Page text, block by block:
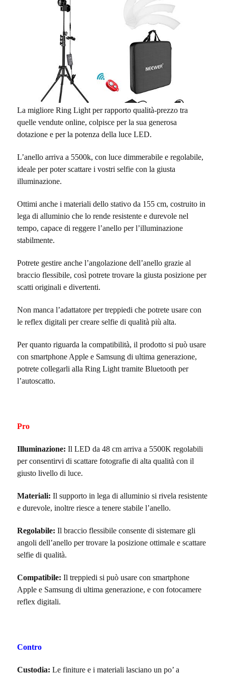
La migliore Ring Light per rapporto qualità-prezzo tra
quelle vendute online, colpisce per la sua generosa
dotazione e per la potenza della luce LED.
L’anello arriva a 5500k, con luce dimmerabile e regolabile,
ideale per poter scattare i vostri selfie con la giusta
illuminazione.
Ottimi anche i materiali dello stativo da 155 cm, costruito in
lega di alluminio che lo rende resistente e durevole nel
tempo, capace di reggere l’anello per l’illuminazione
stabilmente.
Potrete gestire anche l’angolazione dell’anello grazie al
braccio flessibile, così potrete trovare la giusta posizione per
scatti originali e divertenti.
Non manca l’adattatore per treppiedi che potrete usare con
le reflex digitali per creare selfie di qualità più alta.
Per quanto riguarda la compatibilità, il prodotto si può usare
con smartphone Apple e Samsung di ultima generazione,
potrete collegarli alla Ring Light tramite Bluetooth per
l’autoscatto.
Pro
Illuminazione: Il LED da 48 cm arriva a 5500K regolabili
per consentirvi di scattare fotografie di alta qualità con il
giusto livello di luce.
Materiali: Il supporto in lega di alluminio si rivela resistente
e durevole, inoltre riesce a tenere stabile l’anello.
Regolabile: Il braccio flessibile consente di sistemare gli
angoli dell’anello per trovare la posizione ottimale e scattare
selfie di qualità.
Compatibile: Il treppiedi si può usare con smartphone
Apple e Samsung di ultima generazione, e con fotocamere
reflex digitali.
Contro
Custodia: Le finiture e i materiali lasciano un po’ a